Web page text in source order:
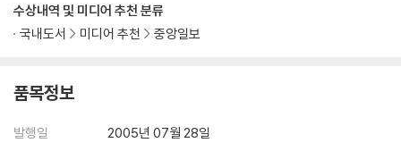
수상내역 및 미디어 추천 분류
국내도서
미디어 추천 중앙일보
품목정보
발행일
2005년 07월 28일